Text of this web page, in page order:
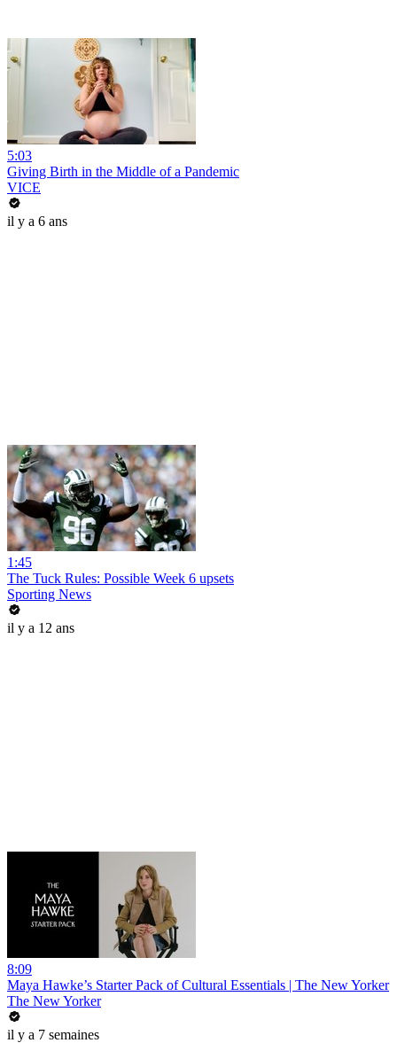
5:03
Giving Birth in the Middle of a Pandemic
VICE
il y a 6 ans
1:45
The Tuck Rules: Possible Week 6 upsets
Sporting News
il y a 12 ans
8:09
Maya Hawke’s Starter Pack of Cultural Essentials | The New Yorker
The New Yorker
il y a 7 semaines